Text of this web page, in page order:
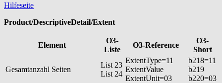
Hilfeseite
Product/DescriptiveDetail/Extent
Element
O3-
Liste
O3-Reference
O3-
Short
Gesamtanzahl Seiten
List 23
List 24
ExtentType=11
ExtentValue
ExtentUnit=03
b218=11
b219
b220=03